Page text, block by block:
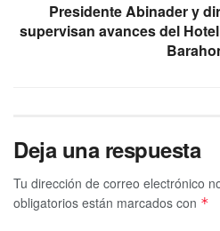
Presidente Abinader y
supervisan avances del
Deja una respuesta
Tu dirección de correo electrónico
obligatorios están marcados con *